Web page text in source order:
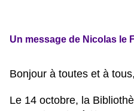
Un message de Nicolas le
Bonjour à toutes et à tous,
Le 14 octobre, la